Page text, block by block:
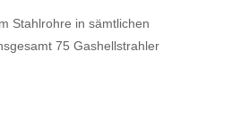
Stahlrohre in sämtlichen
75 Gashellstrahler